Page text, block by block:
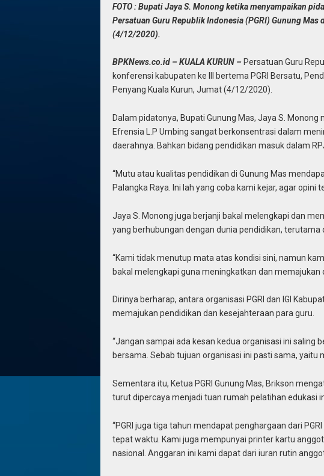
FOTO : Bupati Jaya S. Monong ketika menyampaikan
Persatuan Guru Republik Indonesia (PGRI) Gunung Mas
(4/12/2020).
BPKNews.co.id – KUALA KURUN – Persatuan Guru
konferensi kabupaten ke III bertema PGRI Bersatu,
Penyang Kuala Kurun, Jumat (4/12/2020).
Dalam pidatonya, Bupati Gunung Mas, Jaya S.
Efrensia L.P Umbing sangat berkonsentrasi dalam
daerahnya. Bahkan bidang pendidikan masuk dalam
“Mutu atau kualitas pendidikan di Gunung Mas
Palangka Raya. Ini lah yang coba kami kejar, agar opini
Jaya S. Monong juga berjanji bakal melengkapi dan
yang berhubungan dengan dunia pendidikan, terutama
“Kami tidak menutup mata atas kondisi sini, namun
bakal melengkapi guna meningkatkan dan memajukan
Dirinya berharap, antara organisasi PGRI dan IGI
memajukan pendidikan dan kesejahteraan para guru.
“Jangan sampai ada kesan kedua organisasi ini saling
bersama. Sebab tujuan organisasi ini pasti sama, yaitu
Sementara itu, Ketua PGRI Gunung Mas, Brikson
turut dipercaya menjadi tuan rumah pelatihan edukasi
“PGRI juga tiga tahun mendapat penghargaan dari
tepat waktu. Kami juga mempunyai printer kartu
nasional. Anggaran ini kami dapat dari iuran rutin